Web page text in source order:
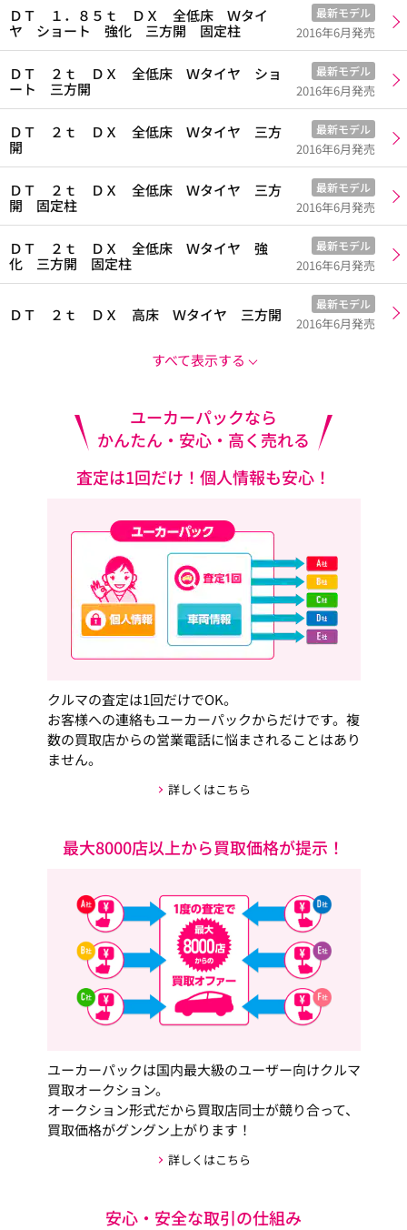
ＤＴ １．８５ｔ ＤＸ 全低床 Ｗタイ
ヤ ショート 強化 三方開 固定柱
最新モデル
2016年6月発売
ＤＴ ２ｔ ＤＸ 全低床 Ｗタイヤ ショ
ート 三方開
最新モデル
2016年6月発売
ＤＴ ２ｔ ＤＸ 全低床 Ｗタイヤ 三方
開
最新モデル
2016年6月発売
ＤＴ ２ｔ ＤＸ 全低床 Ｗタイヤ 三方
開 固定柱
最新モデル
2016年6月発売
ＤＴ ２ｔ ＤＸ 全低床 Ｗタイヤ 強
化 三方開 固定柱
最新モデル
2016年6月発売
ＤＴ ２ｔ ＤＸ 高床 Ｗタイヤ 三方開
最新モデル
2016年6月発売
すべて表示する
ユーカーパックなら
かんたん・安心・高く売れる
査定は1回だけ！個人情報も安心！
クルマの査定は1回だけでOK。
お客様への連絡もユーカーパックからだけです。複
数の買取店からの営業電話に悩まされることはあり
ません。
詳しくはこちら
最大8000店以上から買取価格が提示！
ユーカーパックは国内最大級のユーザー向けクルマ
買取オークション。
オークション形式だから買取店同士が競り合って、
買取価格がグングン上がります！
詳しくはこちら
安心・安全な取引の仕組み